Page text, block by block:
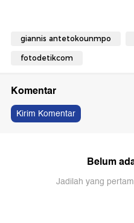
giannis antetokounmpo
fotodetikcom
Komentar
Kirim Komentar
Belum
Jadilah yang